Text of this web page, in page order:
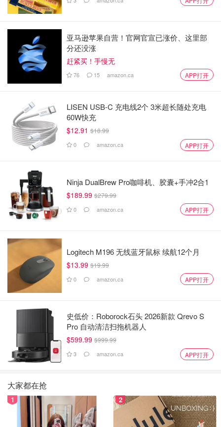
亚马逊苹果自营！官网官宣已涨价、这里部
分还没涨
赶紧买！手慢无
76 15 amazon.ca APP打开
LISEN USB-C 充电线2个 3米超长随处充电
60W快充
$12.91 $18.99
0 amazon.ca APP打开
Ninja DualBrew Pro咖啡机、胶囊+手冲2合1
$189.99 $279.99
0 amazon.ca APP打开
Logitech M196 无线蓝牙鼠标 续航12个月
$13.99 $19.99
0 amazon.ca APP打开
史低价：Roborock石头 2026新款 Qrevo S
Pro 自动清洁扫拖机器人
$599.99 $999.99
3 amazon.ca APP打开
大家都在抢
1 2